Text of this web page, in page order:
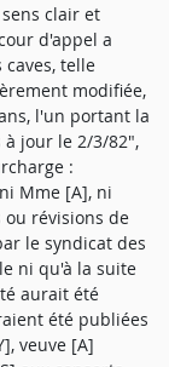
clair et
d'appel a
telle
modifiée,
l'un portant la
jour le 2/3/82",
:
Mme [A], ni
révisions de
le syndicat des
ni qu'à la suite
aurait été
été publiées
veuve [A]